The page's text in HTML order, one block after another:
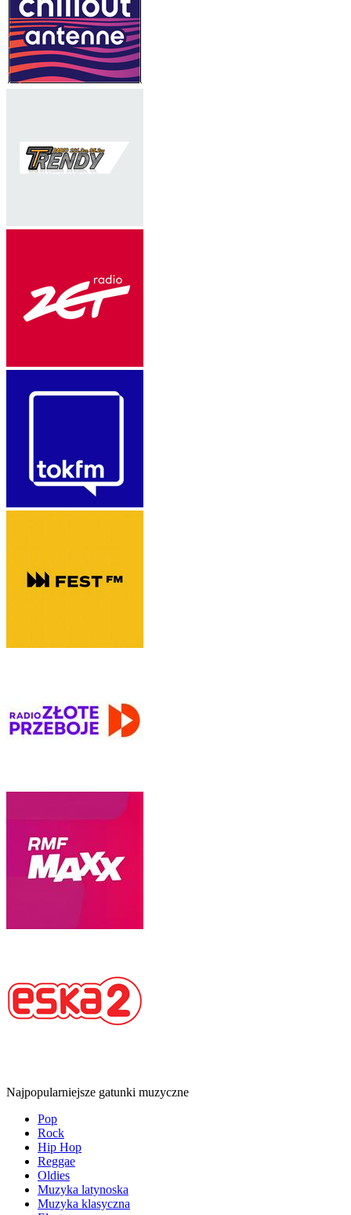
Najpopularniejsze gatunki muzyczne
Pop
Rock
Hip Hop
Reggae
Oldies
Muzyka latynoska
Muzyka klasyczna